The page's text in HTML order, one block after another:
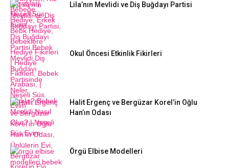
Lila’nın Mevlidi ve Diş Buğdayı Partisi
Okul Öncesi Etkinlik Fikirleri
Halit Ergenç ve Bergüzar Korel’in Oğlu
Han’ın Odası
Örgü Elbise Modelleri